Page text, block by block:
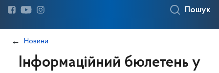
Пошук
Новини
Інформаційний бюлетень у